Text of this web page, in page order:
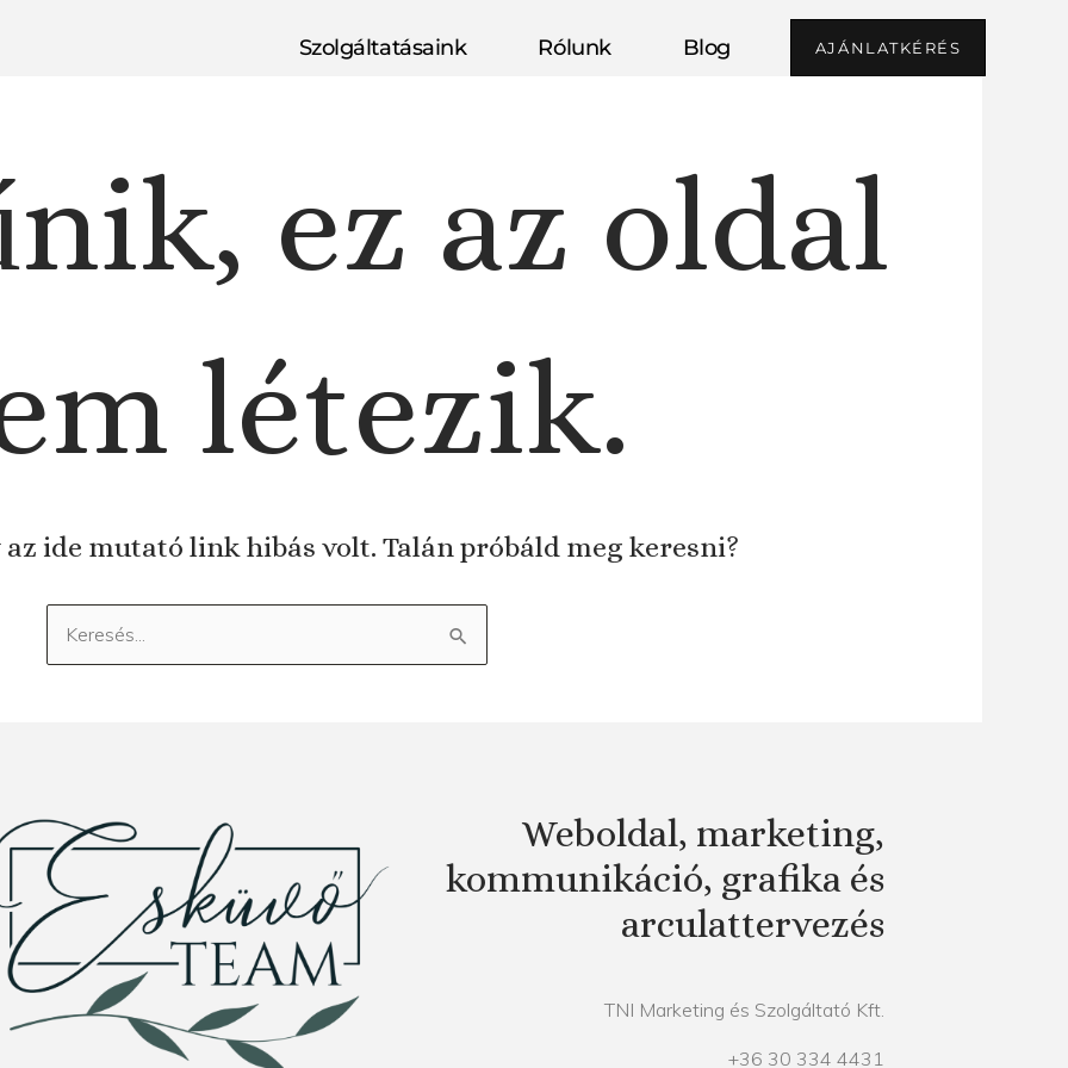
Szolgáltatásaink Rólunk Blog AJÁNLATKÉRÉS
ez az oldal
létezik.
ide mutató link hibás volt. Talán próbáld meg keresni?
Keresés:
Weboldal, marketing,
kommunikáció, grafika és
arculattervezés
TNI Marketing és Szolgáltató Kft.
+36 30 334 4431